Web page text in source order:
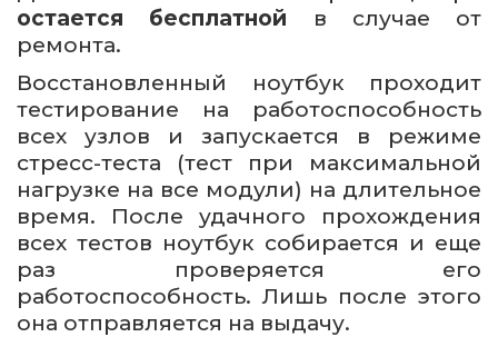
остается бесплатной в случае от
ремонта.
Восстановленный ноутбук проходит
тестирование на работоспособность
всех узлов и запускается в режиме
стресс-теста (тест при максимальной
нагрузке на все модули) на длительное
время. После удачного прохождения
всех тестов ноутбук собирается и еще
раз проверяется его
работоспособность. Лишь после этого
она отправляется на выдачу.